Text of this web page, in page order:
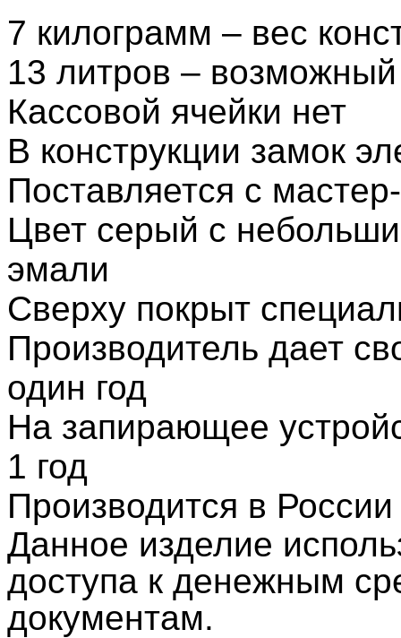
7 килограмм – вес
13 литров –
Кассовой ячейки нет
В конструкции замок
Поставляется с
Цвет серый с
эмали
Сверху покрыт
Производитель дает
один год
На запирающее
1 год
Производится в
Данное изделие
доступа к денежным
документам.